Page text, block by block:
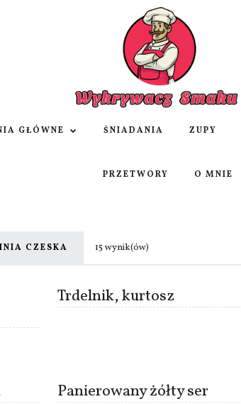
GŁÓWNE ŚNIADANIA ZUPY
PRZETWORY O MNIE
CZESKA 15 wynik(ów)
Trdelnik, kurtosz
Panierowany żółty ser